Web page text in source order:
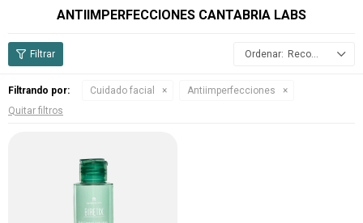
ANTIIMPERFECCIONES CANTABRIA LABS
Recomendados
Filtrando por: Cuidado facial
Antiimperfecciones
Quitar filtros